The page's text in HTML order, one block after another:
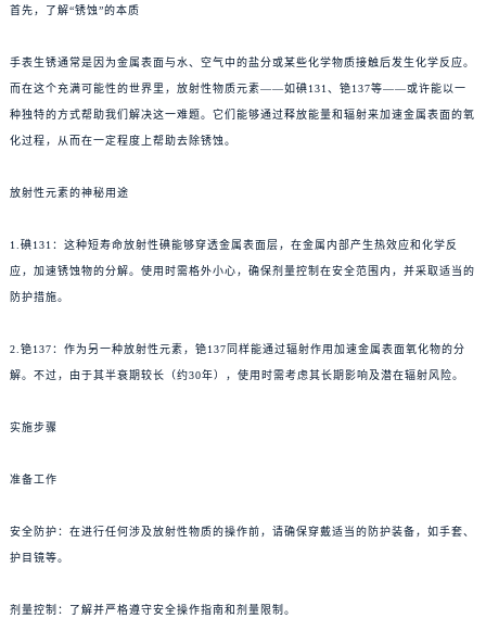
首先，了解“锈蚀”的本质
手表生锈通常是因为金属表面与水、空气中的盐分或某些化学物质接触后发生化学反应。
而在这个充满可能性的世界里，放射性物质元素——如碘131、铯137等——或许能以一
种独特的方式帮助我们解决这一难题。它们能够通过释放能量和辐射来加速金属表面的氧
化过程，从而在一定程度上帮助去除锈蚀。
放射性元素的神秘用途
1.碘131：这种短寿命放射性碘能够穿透金属表面层，在金属内部产生热效应和化学反
应，加速锈蚀物的分解。使用时需格外小心，确保剂量控制在安全范围内，并采取适当的
防护措施。
2.铯137：作为另一种放射性元素，铯137同样能通过辐射作用加速金属表面氧化物的分
解。不过，由于其半衰期较长（约30年），使用时需考虑其长期影响及潜在辐射风险。
实施步骤
准备工作
安全防护：在进行任何涉及放射性物质的操作前，请确保穿戴适当的防护装备，如手套、
护目镜等。
剂量控制：了解并严格遵守安全操作指南和剂量限制。